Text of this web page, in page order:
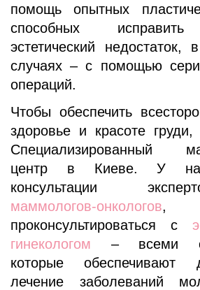
помощь опытных
способных
эстетический недостаток,
случаях – с помощью
операций.
Чтобы обеспечить
здоровье и красоте
Специализированный
центр в Киеве. У нас
консультации
маммологов-онкологов,
проконсультироваться с
гинекологом – всеми
которые обеспечивают
лечение заболеваний